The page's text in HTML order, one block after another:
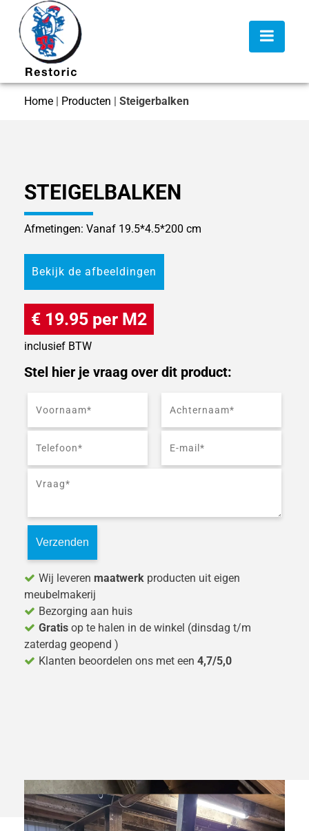
Home | Producten | Steigerbalken
STEIGELBALKEN
Afmetingen: Vanaf 19.5*4.5*200 cm
Bekijk de afbeeldingen
€ 19.95 per M2
inclusief BTW
Stel hier je vraag over dit product:
Wij leveren maatwerk producten uit eigen
meubelmakerij
Bezorging aan huis
Gratis op te halen in de winkel (dinsdag t/m
zaterdag geopend )
Klanten beoordelen ons met een 4,7/5,0